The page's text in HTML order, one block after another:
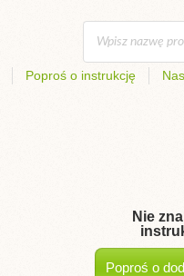
Poproś o instrukcję
Nie
Poproś o